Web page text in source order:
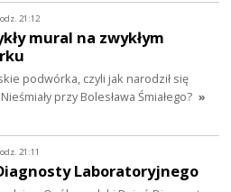
21:12
mural na zwykłym
podwórka, czyli jak narodził się
przy Bolesława Śmiałego? »
21:11
Laboratoryjnego